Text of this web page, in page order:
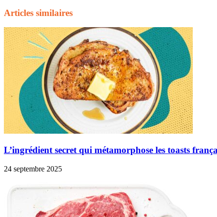
Articles similaires
L’ingrédient secret qui métamorphose les toasts
24 septembre 2025